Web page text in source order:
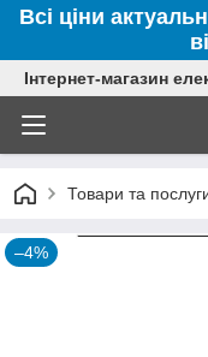
Всі ціни
Інтернет-магазин
Товари та
–4%